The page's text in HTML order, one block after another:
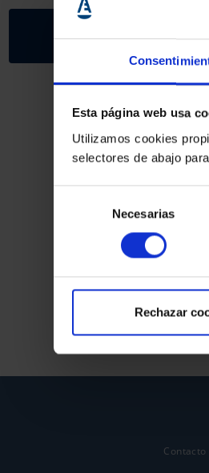
Esta página web usa
Utilizamos cookies
selectores de abajo
consentimiento
Necesarias
Rechazar
Solicitar
Contacto